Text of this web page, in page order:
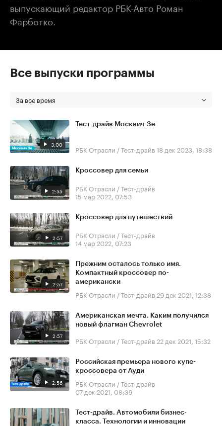
выпускающий редактор РБК-Авто Роман
Фарботко.
Все выпуски программы
За все время
3:00
Тест-драйв Москвич 3е
РБК Отрасли / Тест-драйв 18 дек 2023, 18:38
2:55
Кроссовер для семьи
РБК Отрасли / Тест-драйв
15 мар 2022, 07:53
2:57
Кроссовер для путешествий
РБК Отрасли / Тест-драйв
14 мар 2022, 07:23
2:57
Прежним осталось только имя.
Компактный кроссовер по-
американски
РБК Отрасли / Тест-драйв 29 дек 2021, 12:38
2:57
Американская мечта. Каким получился
новый флагман Chevrolet
РБК Отрасли / Тест-драйв 22 дек 2021, 15:32
2:56
Российская премьера нового купе-
кроссовера от Ауди
РБК Отрасли / Тест-драйв
07 дек 2021, 08:39
Тест-драйв. Автомобили бизнес-
класса. Технологии и инновации